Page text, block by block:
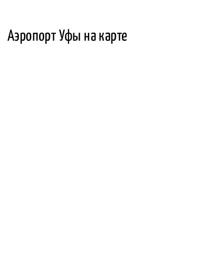
Аэропорт Уфы на карте